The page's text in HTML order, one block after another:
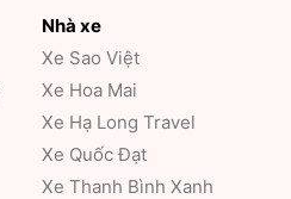
Nhà xe
Xe Sao Việt
Xe Hoa Mai
Xe Hạ Long Travel
Xe Quốc Đạt
Xe Thanh Bình Xanh